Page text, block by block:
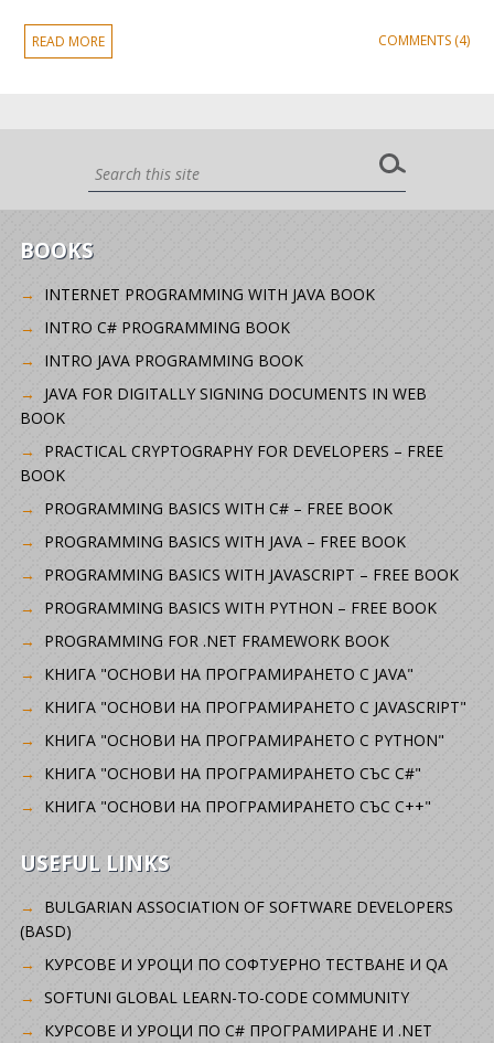
READ MORE COMMENTS (4)
BOOKS
INTERNET PROGRAMMING WITH JAVA BOOK
INTRO C# PROGRAMMING BOOK
INTRO JAVA PROGRAMMING BOOK
JAVA FOR DIGITALLY SIGNING DOCUMENTS IN WEB
BOOK
PRACTICAL CRYPTOGRAPHY FOR DEVELOPERS – FREE
BOOK
PROGRAMMING BASICS WITH C# – FREE BOOK
PROGRAMMING BASICS WITH JAVA – FREE BOOK
PROGRAMMING BASICS WITH JAVASCRIPT – FREE BOOK
PROGRAMMING BASICS WITH PYTHON – FREE BOOK
PROGRAMMING FOR .NET FRAMEWORK BOOK
КНИГА "ОСНОВИ НА ПРОГРАМИРАНЕТО С JAVA"
КНИГА "ОСНОВИ НА ПРОГРАМИРАНЕТО С JAVASCRIPT"
КНИГА "ОСНОВИ НА ПРОГРАМИРАНЕТО С PYTHON"
КНИГА "ОСНОВИ НА ПРОГРАМИРАНЕТО СЪС C#"
КНИГА "ОСНОВИ НА ПРОГРАМИРАНЕТО СЪС C++"
USEFUL LINKS
BULGARIAN ASSOCIATION OF SOFTWARE DEVELOPERS
(BASD)
KУРСОВЕ И УРОЦИ ПО СОФТУЕРНО ТЕСТВАНЕ И QA
SOFTUNI GLOBAL LEARN-TO-CODE COMMUNITY
КУРСОВЕ И УРОЦИ ПО C# ПРОГРАМИРАНЕ И .NET